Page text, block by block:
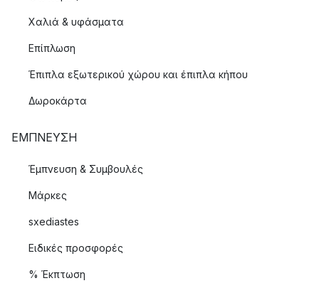
Χαλιά & υφάσματα
Επίπλωση
Έπιπλα εξωτερικού χώρου και έπιπλα κήπου
Δωροκάρτα
ΈΜΠΝΕΥΣΗ
Έμπνευση & Συμβουλές
Μάρκες
sxediastes
Ειδικές προσφορές
% Έκπτωση